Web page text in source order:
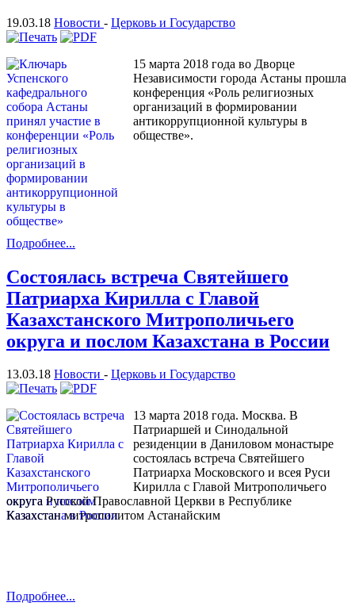
19.03.18 Новости - Церковь и Государство
15 марта 2018 года во Дворце
Независимости города Астаны прошла
конференция «Роль религиозных
организаций в формировании
антикоррупционной культуры в
обществе».
Подробнее...
Состоялась встреча Святейшего
Патриарха Кирилла с Главой
Казахстанского Митрополичьего
округа и послом Казахстана в России
13.03.18 Новости - Церковь и Государство
13 марта 2018 года. Москва. В
Патриаршей и Синодальной
резиденции в Даниловом монастыре
состоялась встреча Святейшего
Патриарха Московского и всея Руси
Кирилла с Главой Митрополичьего
округа Русской Православной Церкви в Республике
Казахстан митрополитом Астанайским
Подробнее...